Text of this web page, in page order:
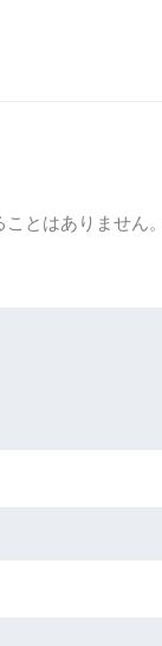
ことはありません